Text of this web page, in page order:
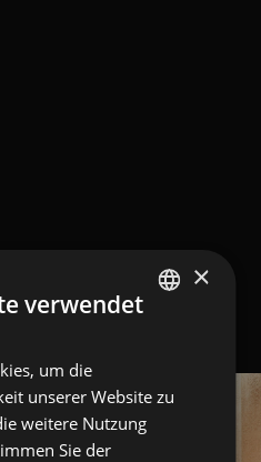
×
verwendet
um die
unserer Website zu
weitere Nutzung
Sie der